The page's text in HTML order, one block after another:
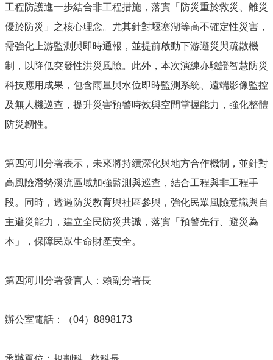
工程防護進一步結合非工程措施，落實「防災重於救災、離災
優於防災」之核心理念。尤其針對堰塞湖等高不確定性災害，
需強化上游監測與即時通報，並提前啟動下游避災與疏散機
制，以降低突發性洪災風險。此外，本次演練亦驗證智慧防災
科技應用成果，包含雨量與水位即時監測系統、遠端影像監控
及無人機巡查，提升災害預警時效與空間掌握能力，強化整體
防災韌性。
第四河川分署表示，未來將持續深化與地方合作機制，並針對
高風險潛勢溪流區域加強監測與巡查，結合工程與非工程手
段。同時，透過防災教育與社區參與，強化民眾風險意識與自
主避災能力，建立全民防災共識，落實「預警先行、避災為
本」，保障民眾生命財產安全。
第四河川分署發言人：賴副分署長
辦公室電話：（04）8898173